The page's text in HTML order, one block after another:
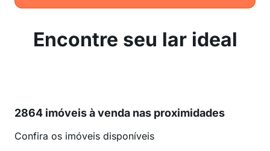
Encontre seu lar ideal
2864 imóveis à venda nas proximidades
Confira os imóveis disponíveis